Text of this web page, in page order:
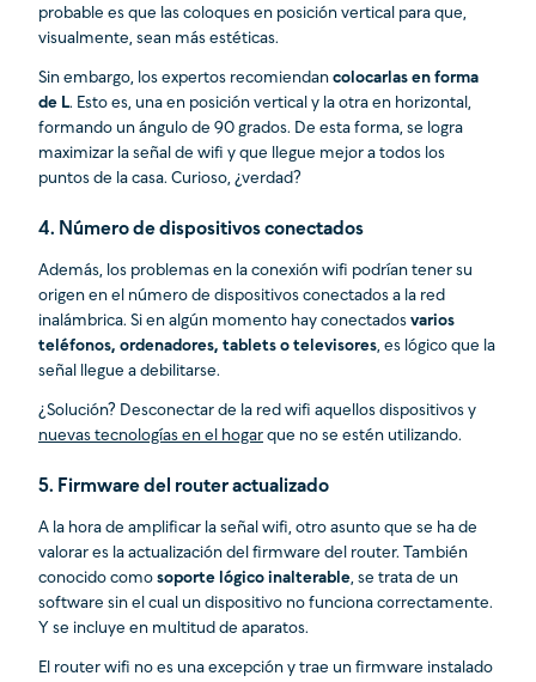
probable es que las coloques en posición vertical para que,
visualmente, sean más estéticas.
Sin embargo, los expertos recomiendan colocarlas en forma
de L. Esto es, una en posición vertical y la otra en horizontal,
formando un ángulo de 90 grados. De esta forma, se logra
maximizar la señal de wifi y que llegue mejor a todos los
puntos de la casa. Curioso, ¿verdad?
4. Número de dispositivos conectados
Además, los problemas en la conexión wifi podrían tener su
origen en el número de dispositivos conectados a la red
inalámbrica. Si en algún momento hay conectados varios
teléfonos, ordenadores, tablets o televisores, es lógico que la
señal llegue a debilitarse.
¿Solución? Desconectar de la red wifi aquellos dispositivos y
nuevas tecnologías en el hogar que no se estén utilizando.
5. Firmware del router actualizado
A la hora de amplificar la señal wifi, otro asunto que se ha de
valorar es la actualización del firmware del router. También
conocido como soporte lógico inalterable, se trata de un
software sin el cual un dispositivo no funciona correctamente.
Y se incluye en multitud de aparatos.
El router wifi no es una excepción y trae un firmware instalado